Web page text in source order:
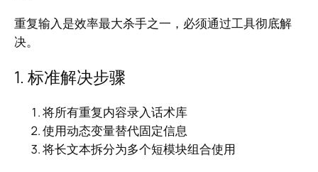
重复输入是效率最大杀手之一，必须通过工具彻底解
决。
1. 标准解决步骤
将所有重复内容录入话术库
使用动态变量替代固定信息
将长文本拆分为多个短模块组合使用